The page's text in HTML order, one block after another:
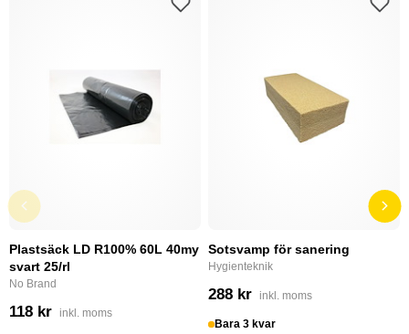
Plastsäck LD R100% 60L 40my
svart 25/rl
No Brand
118 kr inkl. moms
Sotsvamp för sanering
Hygienteknik
288 kr inkl. moms
Bara 3 kvar